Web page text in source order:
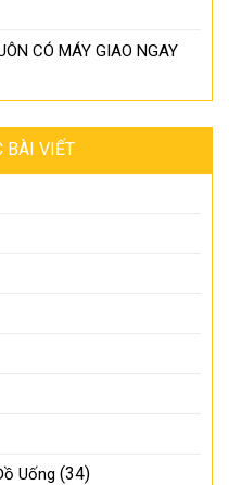
CÓ MÁY GIAO NGAY
BÀI VIẾT
Uống (34)